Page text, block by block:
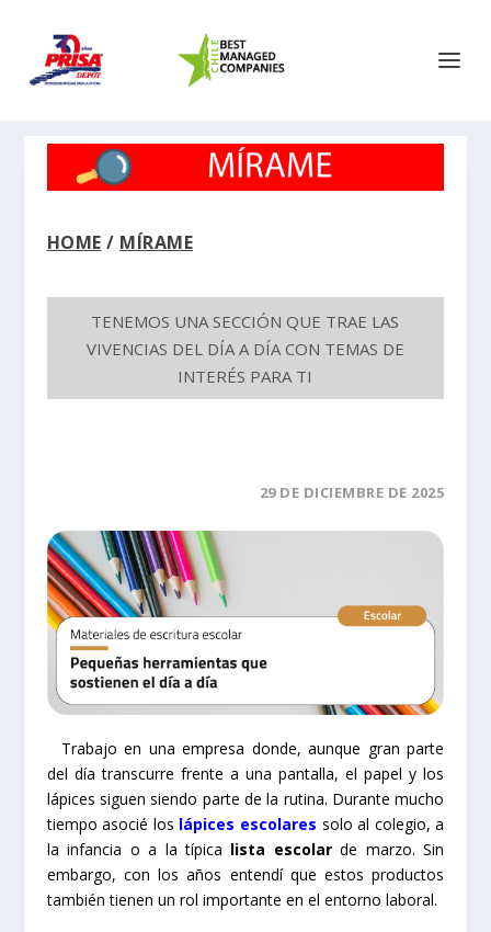
HOME / MÍRAME
TENEMOS UNA SECCIÓN QUE TRAE LAS
VIVENCIAS DEL DÍA A DÍA CON TEMAS DE
INTERÉS PARA TI
29 DE DICIEMBRE DE 2025
Trabajo en una empresa donde, aunque gran parte
del día transcurre frente a una pantalla, el papel y los
lápices siguen siendo parte de la rutina. Durante mucho
tiempo asocié los lápices escolares solo al colegio, a
la infancia o a la típica lista escolarde marzo. Sin
embargo, con los años entendí que estos productos
también tienen un rol importante en el entorno laboral.